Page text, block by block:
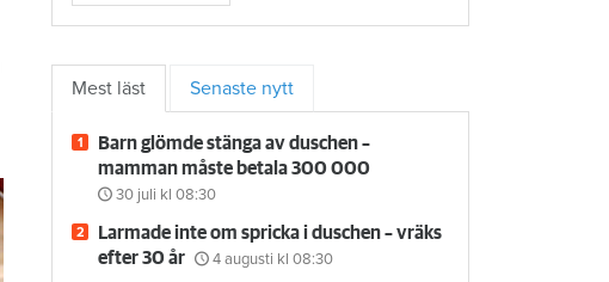
Mest läst Senaste nytt
Barn glömde stänga av duschen –
mamman måste betala 300 000
30 juli kl 08:30
Larmade inte om spricka i duschen – vräks
efter 30 år
4 augusti kl 08:30